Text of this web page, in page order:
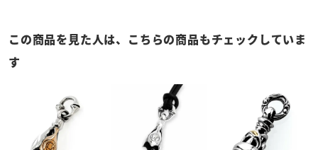
この商品を見た人は、こちらの商品もチェックしていま
す